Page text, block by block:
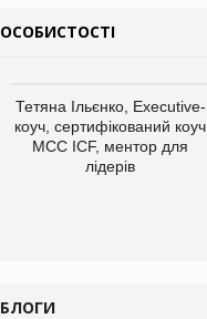
ОСОБИСТОСТІ
Тетяна Ільєнко, Executive-
коуч, сертифікований коуч
МСС ICF, ментор для
лідерів
БЛОГИ